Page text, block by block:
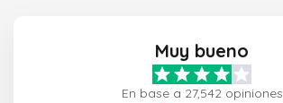
Muy bueno
En base a 27,542 opiniones